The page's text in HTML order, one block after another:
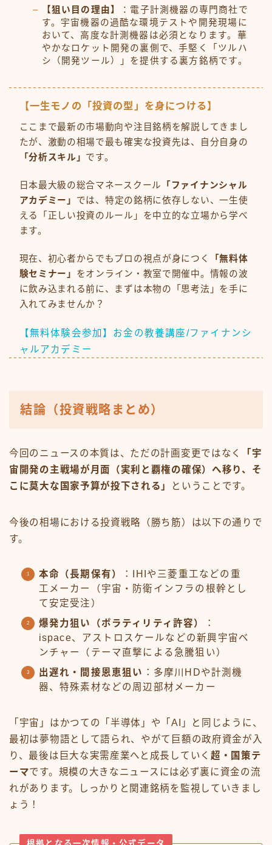
【狙い目の理由】
：電子計測機器の専門商社で
す。宇宙機器の過酷な環境テストや開発現場に
おいて、高度な計測機器は必須となります。華
やかなロケット開発の裏側で、手堅く「ツルハ
シ（開発ツール）」を提供する裏方銘柄です。
【一生モノの「投資の型」を身につける】
ここまで最新の市場動向や注目銘柄を解説してきまし
たが、激動の相場で最も確実な投資先は、自分自身の
「分析スキル」 です。
日本最大級の総合マネースクール
「ファイナンシャル
アカデミー」 では、特定の銘柄に依存しない、一生使
える「正しい投資のルール」を中立的な立場から学べ
ます。
現在、初心者からでもプロの視点が身につく
「無料体
験セミナー」 をオンライン・教室で開催中。情報の波
に飲み込まれる前に、まずは本物の「思考法」を手に
入れてみませんか？
【無料体験会参加】お金の教養講座/ファイナンシ
ャルアカデミー
結論（投資戦略まとめ）
今回のニュースの本質は、ただの計画変更ではなく
「宇
宙開発の主戦場が月面（実利と覇権の確保）へ移り、そ
こに莫大な国家予算が投下される」
ということです。
今後の相場における投資戦略（勝ち筋）は以下の通りで
す。
本命（長期保有）
：IHIや三菱重工などの重
工メーカー（宇宙・防衛インフラの根幹とし
て安定受注）
爆発力狙い（ボラティリティ許容）
：
ispace、アストロスケールなどの新興宇宙ベ
ンチャー（テーマ直撃による急騰狙い）
出遅れ・間接恩恵狙い ：多摩川HDや計測機
器、特殊素材などの周辺部材メーカー
「宇宙」はかつての「半導体」や「AI」と同じように、
最初は夢物語として語られ、やがて巨額の政府資金が入
り、最後は巨大な実需産業へと成長していく 超・国策テ
ーマです。規模の大きなニュースには必ず裏に資金の流
れがあります。しっかりと関連銘柄を監視していきまし
ょう！